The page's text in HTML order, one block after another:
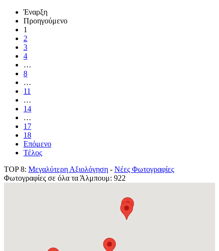
Έναρξη
Προηγούμενο
1
2
3
4
…
8
…
11
…
14
…
17
18
Επόμενο
Τέλος
TOP 8: Μεγαλύτερη Αξιολόγηση - Νέες Φωτογραφίες
Φωτογραφίες σε όλα τα Άλμπουμ: 922